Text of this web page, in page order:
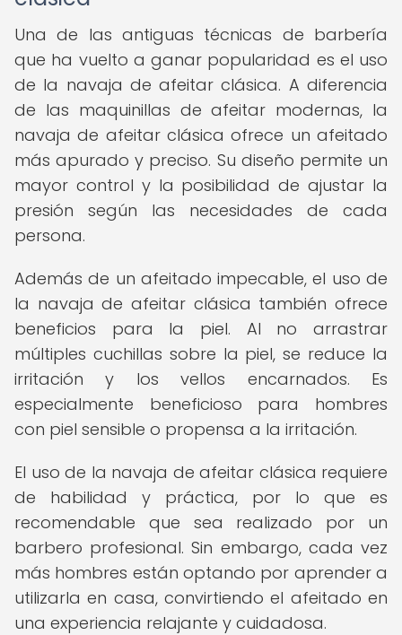
Una de las antiguas técnicas de barbería
que ha vuelto a ganar popularidad es el uso
de la navaja de afeitar clásica. A diferencia
de las maquinillas de afeitar modernas, la
navaja de afeitar clásica ofrece un afeitado
más apurado y preciso. Su diseño permite un
mayor control y la posibilidad de ajustar la
presión según las necesidades de cada
persona.
Además de un afeitado impecable, el uso de
la navaja de afeitar clásica también ofrece
beneficios para la piel. Al no arrastrar
múltiples cuchillas sobre la piel, se reduce la
irritación y los vellos encarnados. Es
especialmente beneficioso para hombres
con piel sensible o propensa a la irritación.
El uso de la navaja de afeitar clásica requiere
de habilidad y práctica, por lo que es
recomendable que sea realizado por un
barbero profesional. Sin embargo, cada vez
más hombres están optando por aprender a
utilizarla en casa, convirtiendo el afeitado en
una experiencia relajante y cuidadosa.